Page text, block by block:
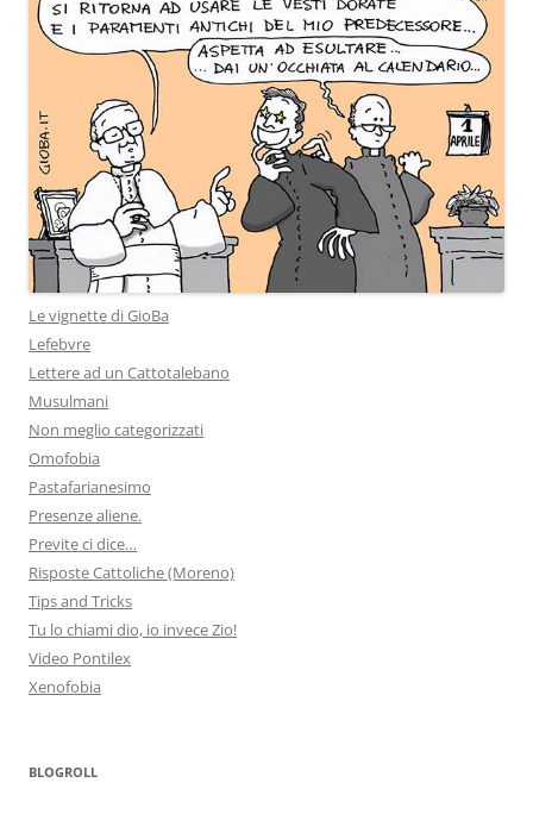
Le vignette di GioBa
Lefebvre
Lettere ad un Cattotalebano
Musulmani
Non meglio categorizzati
Omofobia
Pastafarianesimo
Presenze aliene.
Previte ci dice…
Risposte Cattoliche (Moreno)
Tips and Tricks
Tu lo chiami dio, io invece Zio!
Video Pontilex
Xenofobia
BLOGROLL